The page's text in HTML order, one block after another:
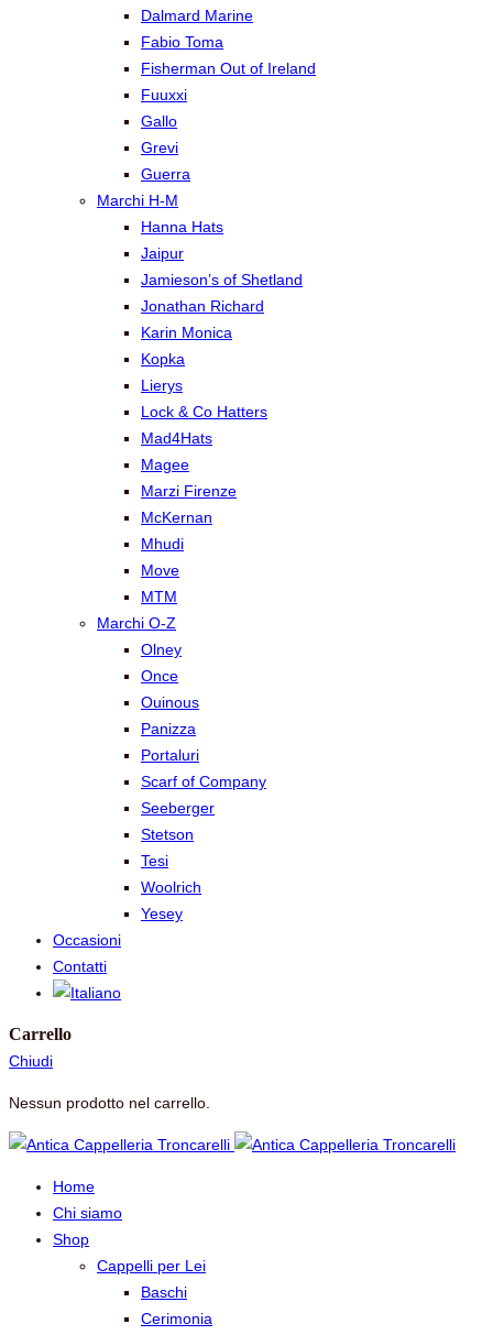
Dalmard Marine
Fabio Toma
Fisherman Out of Ireland
Fuuxxi
Gallo
Grevi
Guerra
Marchi H-M
Hanna Hats
Jaipur
Jamieson’s of Shetland
Jonathan Richard
Karin Monica
Kopka
Lierys
Lock & Co Hatters
Mad4Hats
Magee
Marzi Firenze
McKernan
Mhudi
Move
MTM
Marchi O-Z
Olney
Once
Ouinous
Panizza
Portaluri
Scarf of Company
Seeberger
Stetson
Tesi
Woolrich
Yesey
Occasioni
Contatti
Carrello
Chiudi
Nessun prodotto nel carrello.
Home
Chi siamo
Shop
Cappelli per Lei
Baschi
Cerimonia